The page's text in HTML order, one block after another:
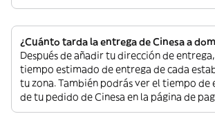
¿Cuánto tarda la entrega de Cinesa a
Después de añadir tu dirección de
tiempo estimado de entrega de cada
tu zona. También podrás ver el tiempo de
de tu pedido de Cinesa en la página de